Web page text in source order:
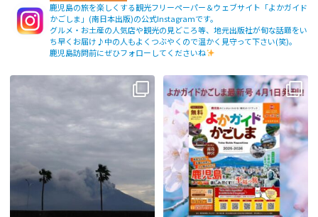
鹿児島の旅を楽しくする観光フリーペーパー＆ウェブサイト「よかガイド
かごしま」(南日本出版)の公式Instagramです。
グルメ・お土産の人気店や観光の見どころ等、地元出版社が旬な話題をい
ち早くお届け♪中の人もよくつぶやくので温かく見守って下さい(笑)。
鹿児島訪問前にぜひフォローしてくださいね
【fromよかガイド】〜鹿児島観光の よかガイド最新号、ぜひご覧くださ
い
【fromよかガイド】
...
77 2